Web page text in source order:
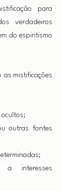
para
verdadeiros
do espiritismo
mistificações
outras fontes
a interesses